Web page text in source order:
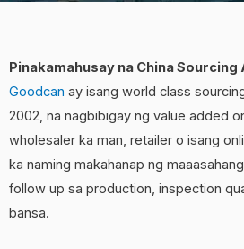
Pinakamahusay na China Sourcing
Goodcan ay isang world class
2002, na nagbibigay ng value added
wholesaler ka man, retailer o isang
ka naming makahanap ng
follow up sa production, inspection
bansa.